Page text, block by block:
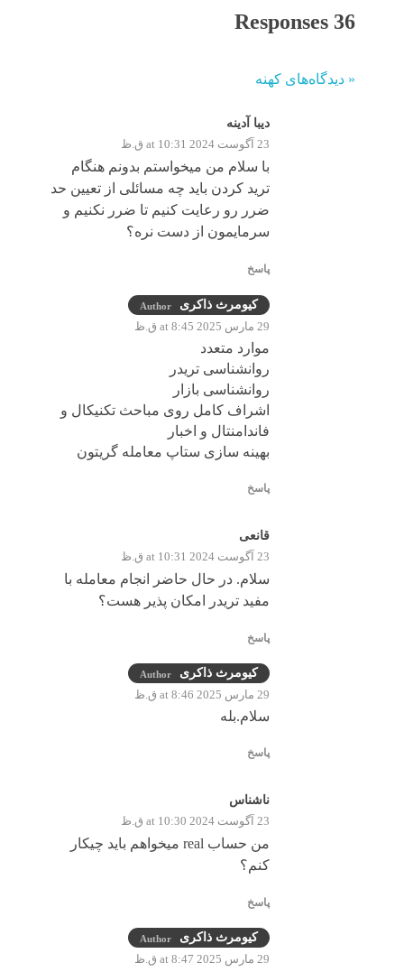
36 Responses
« دیدگاه‌های کهنه
دیبا آدینه
23 آگوست 2024 at 10:31 ق.ظ
با سلام من میخواستم بدونم هنگام
ترید کردن باید چه مسائلی از تعیین حد
ضرر رو رعایت کنیم تا ضرر نکنیم و
سرمایمون از دست نره؟
پاسخ
کیومرث ذاکری Author
29 مارس 2025 at 8:45 ق.ظ
موارد متعدد
روانشناسی تریدر
روانشناسی بازار
اشراف کامل روی مباحث تکنیکال و
فاندامنتال و اخبار
بهینه سازی ستاپ معامله گریتون
پاسخ
قانعی
23 آگوست 2024 at 10:31 ق.ظ
سلام. در حال حاضر انجام معامله با
مفید تریدر امکان پذیر هست؟
پاسخ
کیومرث ذاکری Author
29 مارس 2025 at 8:46 ق.ظ
سلام.بله
پاسخ
ناشناس
23 آگوست 2024 at 10:30 ق.ظ
من حساب real میخواهم باید چیکار
کنم؟
پاسخ
کیومرث ذاکری Author
29 مارس 2025 at 8:47 ق.ظ